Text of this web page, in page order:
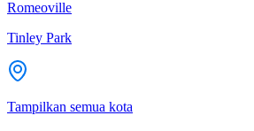
Romeoville
Tinley Park
Tampilkan semua kota